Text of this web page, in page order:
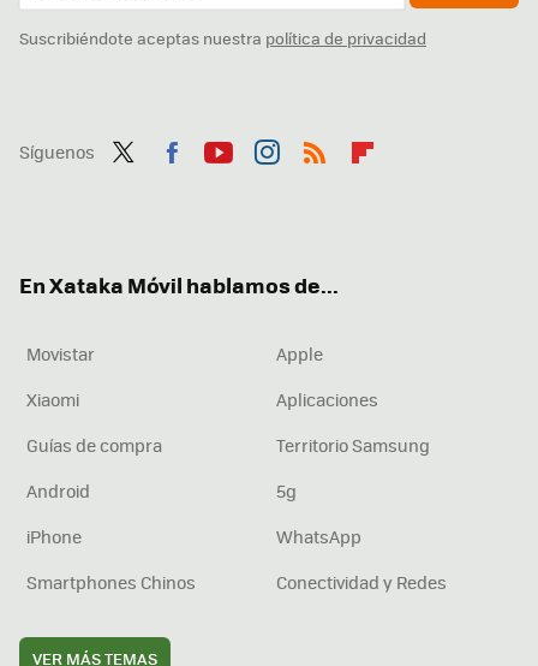
Suscribiéndote aceptas nuestra política de privacidad
Síguenos
En Xataka Móvil hablamos de...
Movistar
Apple
Xiaomi
Aplicaciones
Guías de compra
Territorio Samsung
Android
5g
iPhone
WhatsApp
Smartphones Chinos
Conectividad y Redes
VER MÁS TEMAS